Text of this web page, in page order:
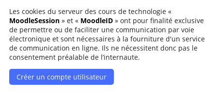
Les cookies du serveur des cours de technologie «
MoodleSession» et « MoodleID» ont pour finalité exclusive
de permettre ou de faciliter une communication par voie
électronique et sont nécessaires à la fourniture d'un service
de communication en ligne. Ils ne nécessitent donc pas le
consentement préalable de l’internaute.
Créer un compte utilisateur